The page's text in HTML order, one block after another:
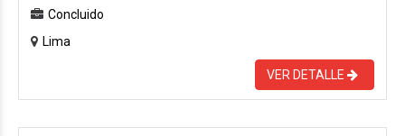
Concluido
Lima
VER DETALLE